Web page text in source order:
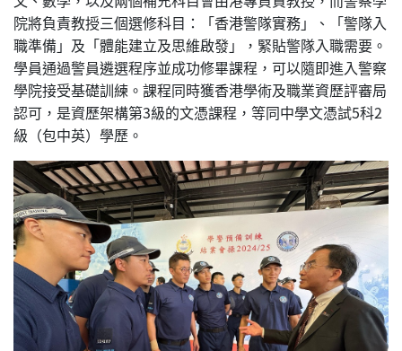
院將負責教授三個選修科目：「香港警隊實務」、「警隊入
職準備」及「體能建立及思維啟發」，緊貼警隊入職需要。
學員通過警員遴選程序並成功修畢課程，可以隨即進入警察
學院接受基礎訓練。課程同時獲香港學術及職業資歷評審局
認可，是資歷架構第3級的文憑課程，等同中學文憑試5科2
級（包中英）學歷。